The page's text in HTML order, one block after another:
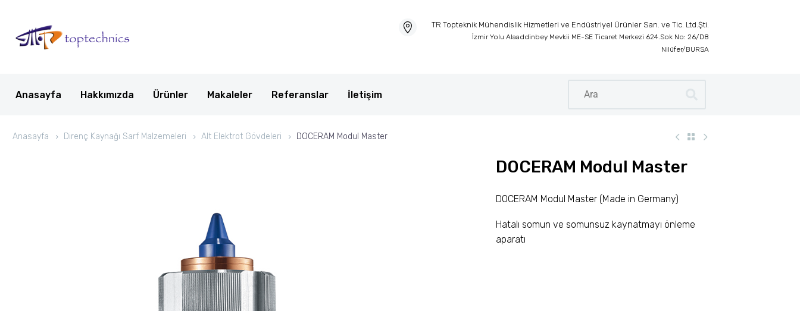
TR Topteknik Mühendislik Hizmetleri ve Endüstriyel Ürünler San. ve Tic. Ltd.Şti.
İzmir Yolu Alaaddinbey Mevkii ME-SE Ticaret Merkezi 624.Sok No: 26/D8
Nilüfer/BURSA
Anasayfa Hakkımızda Ürünler Makaleler Referanslar İletişim
Anasayfa Direnç Kaynağı Sarf Malzemeleri Alt Elektrot Gövdeleri DOCERAM Modul Master
DOCERAM Modul Master
DOCERAM Modul Master (Made in Germany)
Hatalı somun ve somunsuz kaynatmayı önleme
aparatı